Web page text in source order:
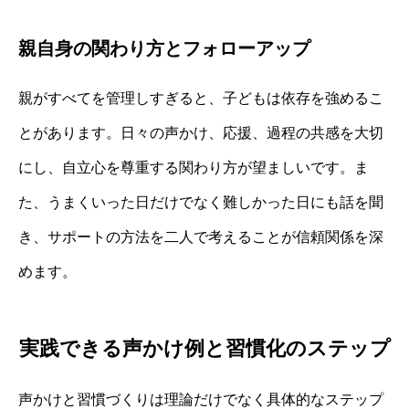
親自身の関わり方とフォローアップ
親がすべてを管理しすぎると、子どもは依存を強めるこ
とがあります。日々の声かけ、応援、過程の共感を大切
にし、自立心を尊重する関わり方が望ましいです。ま
た、うまくいった日だけでなく難しかった日にも話を聞
き、サポートの方法を二人で考えることが信頼関係を深
めます。
実践できる声かけ例と習慣化のステップ
声かけと習慣づくりは理論だけでなく具体的なステップ